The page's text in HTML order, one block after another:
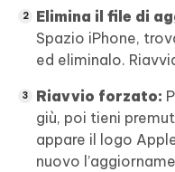
Elimina il file di
Spazio iPhone,
ed eliminalo.
Riavvio forzato:
giù, poi tieni
appare il logo
nuovo